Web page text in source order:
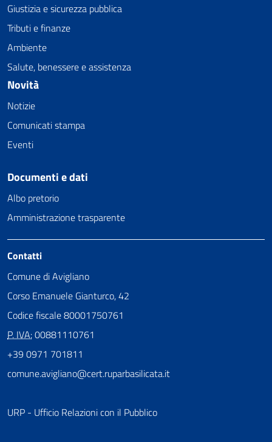
Giustizia e sicurezza pubblica
Tributi e finanze
Ambiente
Salute, benessere e assistenza
Novità
Notizie
Comunicati stampa
Eventi
Documenti e dati
Albo pretorio
Amministrazione trasparente
Contatti
Comune di Avigliano
Corso Emanuele Gianturco, 42
Codice fiscale 80001750761
P. IVA:00881110761
+39 0971 701811
comune.avigliano@cert.ruparbasilicata.it
URP - Ufficio Relazioni con il Pubblico